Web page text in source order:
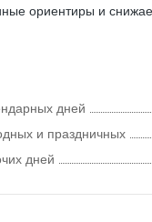
ориентиры и
дней
и праздничных
дней